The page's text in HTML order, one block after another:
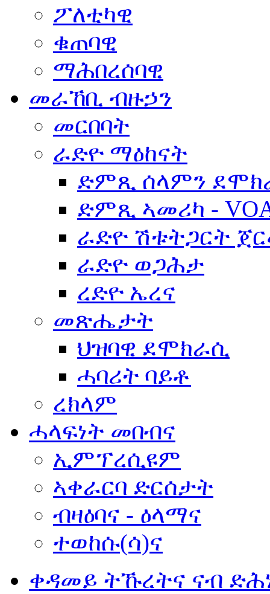
ፖለቲካዊ
ቁጠባዊ
ማሕበረሰባዊ
መራኸቢ ብዙኃን
መርበባት
ራድዮ ማዕከናት
ድምጺ ሰላምን
ድምጺ ኣመሪካ -
ራድዮ ሽቱትጋርት
ራድዮ ወጋሕታ
ረድዮ ኤረና
መጽሔታት
ህዝባዊ ደሞክራሲ
ሓባሪት ባይቶ
ረክላም
ሓላፍነት መበብና
ኢምፕረሲዩም
ኣቀራርባ ድርሰታት
ብዛዕባና - ዕላማና
ተወከሱ(ሳ)ና
ቀዳመይ ትኹረትና ናብ